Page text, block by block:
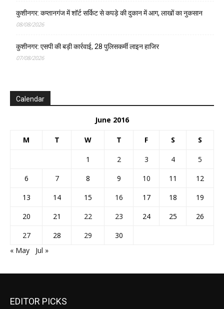
कुशीनगर: कप्तानगंज में शॉर्ट सर्किट से कपड़े की दुकान में आग, लाखों का नुकसान
08/08/2026
कुशीनगर: एसपी की बड़ी कार्रवाई, 28 पुलिसकर्मी लाइन हाजिर
07/08/2026
Calendar
June 2016
M T W T F S S
1 2 3 4
5
6
7 8 9 10 11
12
13
14 15 16 17 18
19
20
21 22 23 24 25
26
27
28 29
30
« May
Jul »
EDITOR PICKS